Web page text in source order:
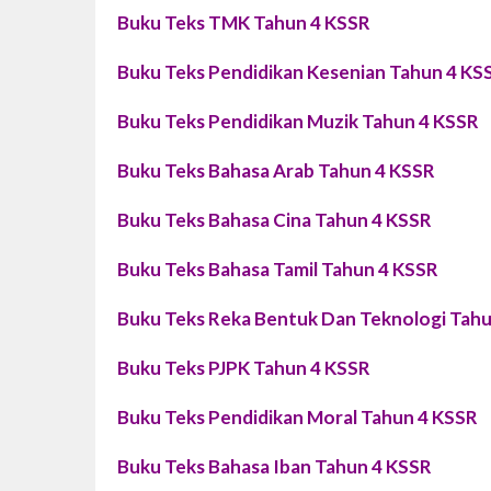
Buku Teks TMK Tahun 4 KSSR
Buku Teks Pendidikan Kesenian Tahun 4
Buku Teks Pendidikan Muzik Tahun 4 KSSR
Buku Teks Bahasa Arab Tahun 4 KSSR
Buku Teks Bahasa Cina Tahun 4 KSSR
Buku Teks Bahasa Tamil Tahun 4 KSSR
Buku Teks Reka Bentuk Dan Teknologi
Buku Teks PJPK Tahun 4 KSSR
Buku Teks Pendidikan Moral Tahun 4 KSSR
Buku Teks Bahasa Iban Tahun 4 KSSR